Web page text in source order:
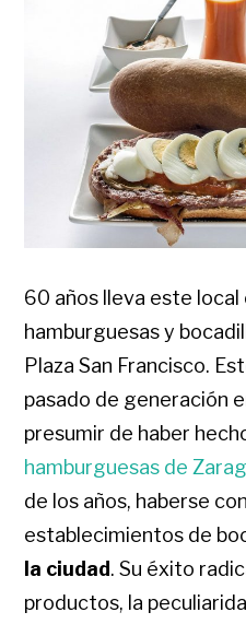
60 años lleva este
hamburguesas y
Plaza San Francisco.
pasado de generación
presumir de haber
hamburguesas de
de los años, haberse
establecimientos de
la ciudad. Su éxito
productos, la